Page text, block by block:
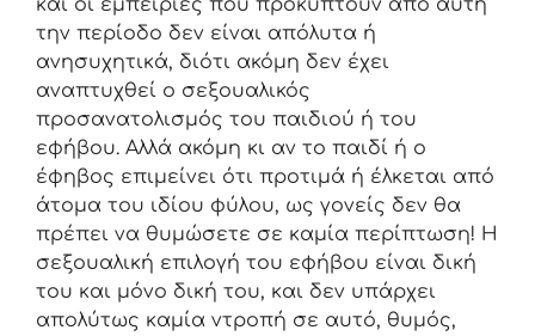
την περίοδο δεν είναι απόλυτα ή
ανησυχητικά, διότι ακόμη δεν έχει
αναπτυχθεί ο σεξουαλικός
προσανατολισμός του παιδιού ή του
εφήβου. Αλλά ακόμη κι αν το παιδί ή ο
έφηβος επιμείνει ότι προτιμά ή έλκεται από
άτομα του ιδίου φύλου, ως γονείς δεν θα
πρέπει να θυμώσετε σε καμία περίπτωση! Η
σεξουαλική επιλογή του εφήβου είναι δική
του και μόνο δική του, και δεν υπάρχει
απολύτως καμία ντροπή σε αυτό, θυμός,